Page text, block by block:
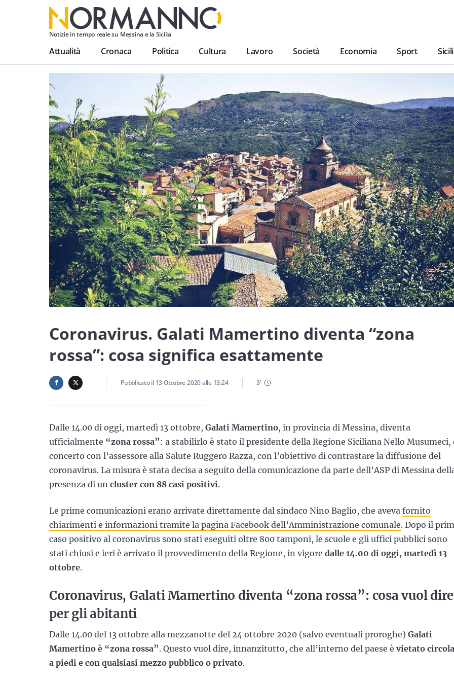
Notizie in tempo reale su Messina e la Sicilia
Attualità Cronaca Politica Cultura Lavoro Società Economia Sport
Coronavirus. Galati Mamertino diventa “zona
rossa”: cosa significa esattamente
Pubblicato il 13 Ottobre 2020alle 13:24 3'
Dalle 14.00 di oggi, martedì 13 ottobre, Galati Mamertino, in provincia di Messina, diventa
ufficialmente “zona rossa”: a stabilirlo è stato il presidente della Regione Siciliana Nello Musumeci,
concerto con l’assessore alla Salute Ruggero Razza, con l’obiettivo di contrastare la diffusione del
coronavirus. La misura è stata decisa a seguito della comunicazione da parte dell’ASP di Messina
presenza di un cluster con 88 casi positivi.
Le prime comunicazioni erano arrivate direttamente dal sindaco Nino Baglio, che aveva fornito
chiarimenti e informazioni tramite la pagina Facebook dell’Amministrazione comunale. Dopo il
caso positivo al coronavirus sono stati eseguiti oltre 800 tamponi, le scuole e gli uffici pubblici sono
stati chiusi e ieri è arrivato il provvedimento della Regione, in vigore dalle 14.00 di oggi, martedì 13
ottobre.
Coronavirus, Galati Mamertino diventa “zona rossa”: cosa vuol dire
per gli abitanti
Dalle 14.00 del 13 ottobre alla mezzanotte del 24 ottobre 2020 (salvo eventuali proroghe) Galati
Mamertino è “zona rossa”. Questo vuol dire, innanzitutto, che all’interno del paese è vietato
a piedi e con qualsiasi mezzo pubblico o privato.